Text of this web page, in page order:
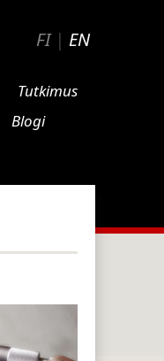
FI| EN
Tutkimus
Blogi